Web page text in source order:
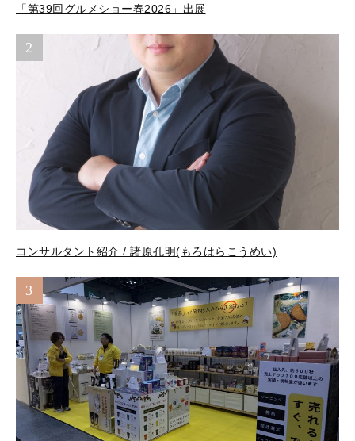
「第39回グルメショー春2026」出展
2
コンサルタント紹介 / 諸原孔明(もろはらこうめい)
3